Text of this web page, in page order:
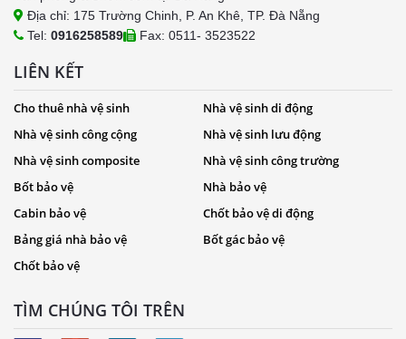
Địa chỉ: 175 Trường Chinh, P. An Khê, TP. Đà Nẵng
Tel: 0916258589 Fax: 0511- 3523522
LIÊN KẾT
Cho thuê nhà vệ sinh
Nhà vệ sinh di động
Nhà vệ sinh công cộng
Nhà vệ sinh lưu động
Nhà vệ sinh composite
Nhà vệ sinh công trường
Bốt bảo vệ
Nhà bảo vệ
Cabin bảo vệ
Chốt bảo vệ di động
Bảng giá nhà bảo vệ
Bốt gác bảo vệ
Chốt bảo vệ
TÌM CHÚNG TÔI TRÊN